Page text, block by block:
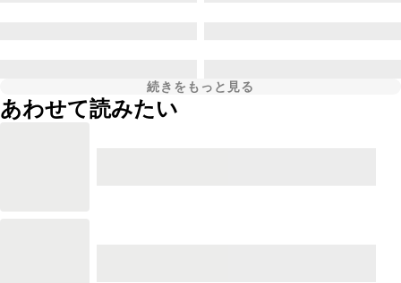
続きをもっと見る
あわせて読みたい